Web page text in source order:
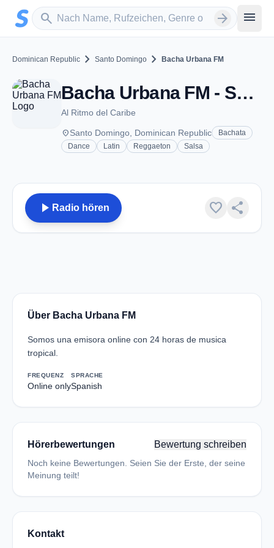
Zum Hauptinhalt springen
search
Sender suchen arrow_forward menu
Dominican Republic chevron_right Santo Domingo chevron_right Bacha Urbana FM
Bacha Urbana FM - Santo Domingo
Al Ritmo del Caribe
placeSanto Domingo, Dominican Republic
Bachata
Dance
Latin Reggaeton Salsa
play_arrow Radio hören favorite share
Über Bacha Urbana FM
Somos una emisora online con 24 horas de musica
tropical.
FREQUENZ
Online only
SPRACHE
Spanish
Hörerbewertungen Bewertung schreiben
Noch keine Bewertungen. Seien Sie der Erste, der seine
Meinung teilt!
Kontakt